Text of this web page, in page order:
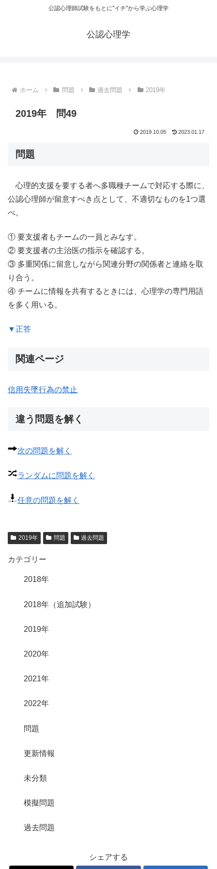
公認心理師試験をもとに"イチ"から学ぶ心理学
公認心理学
ホーム 問題 過去問題 2019年
2019年 問49
2019.10.05 2023.01.17
問題
心理的支援を要する者へ多職種チームで対応する際に、
公認心理師が留意すべき点として、不適切なものを1つ選
べ。
① 要支援者もチームの一員とみなす。
② 要支援者の主治医の指示を確認する。
③ 多重関係に留意しながら関連分野の関係者と連絡を取
り合う。
④ チームに情報を共有するときには、心理学の専門用語
を多く用いる。
▼正答
関連ページ
信用失墜行為の禁止
違う問題を解く
次の問題を解く
ランダムに問題を解く
任意の問題を解く
2019年 問題 過去問題
カテゴリー
2018年
2018年（追加試験）
2019年
2020年
2021年
2022年
問題
更新情報
未分類
模擬問題
過去問題
シェアする